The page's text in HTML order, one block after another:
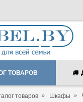
ТОВАРОВ
товаров Шкафы